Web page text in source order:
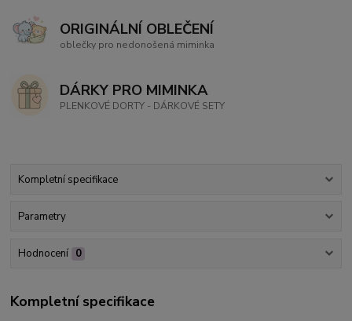
ORIGINÁLNÍ OBLEČENÍ
oblečky pro nedonošená miminka
DÁRKY PRO MIMINKA
PLENKOVÉ DORTY - DÁRKOVÉ SETY
Kompletní specifikace
Parametry
Hodnocení 0
Kompletní specifikace